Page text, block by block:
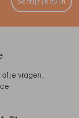
je vragen,
.